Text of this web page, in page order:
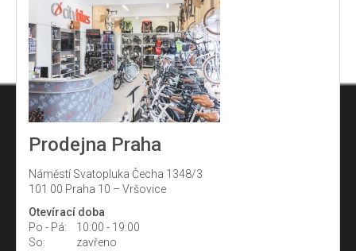
Prodejna Praha
Náměstí Svatopluka Čecha 1348/3
101 00 Praha 10 – Vršovice
Otevírací doba
Po - Pá:
10:00 - 19:00
So:
zavřeno